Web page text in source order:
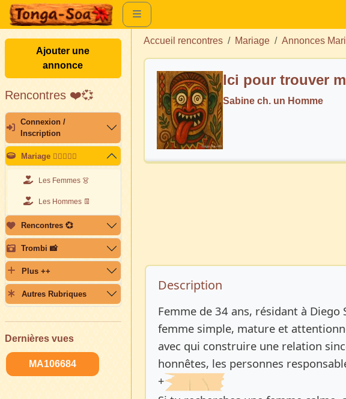
Ajouter une
annonce
Rencontres ❤️💞
Connexion /
Inscription
Mariage 👩🏽‍❤️‍👨🏽
Les Femmes 👗
Les Hommes 👖
Rencontres 💞
Trombi 📸
Plus ++
Autres Rubriques
Dernières vues
MA106684
Accueil rencontres Mariage Annonces
Ici pour trouver
Sabine ch. un Homme
Description de
Description
Femme de 34 ans, résidant à Diego
femme simple, mature et
avec qui construire une relation
honnêtes, les personnes
+